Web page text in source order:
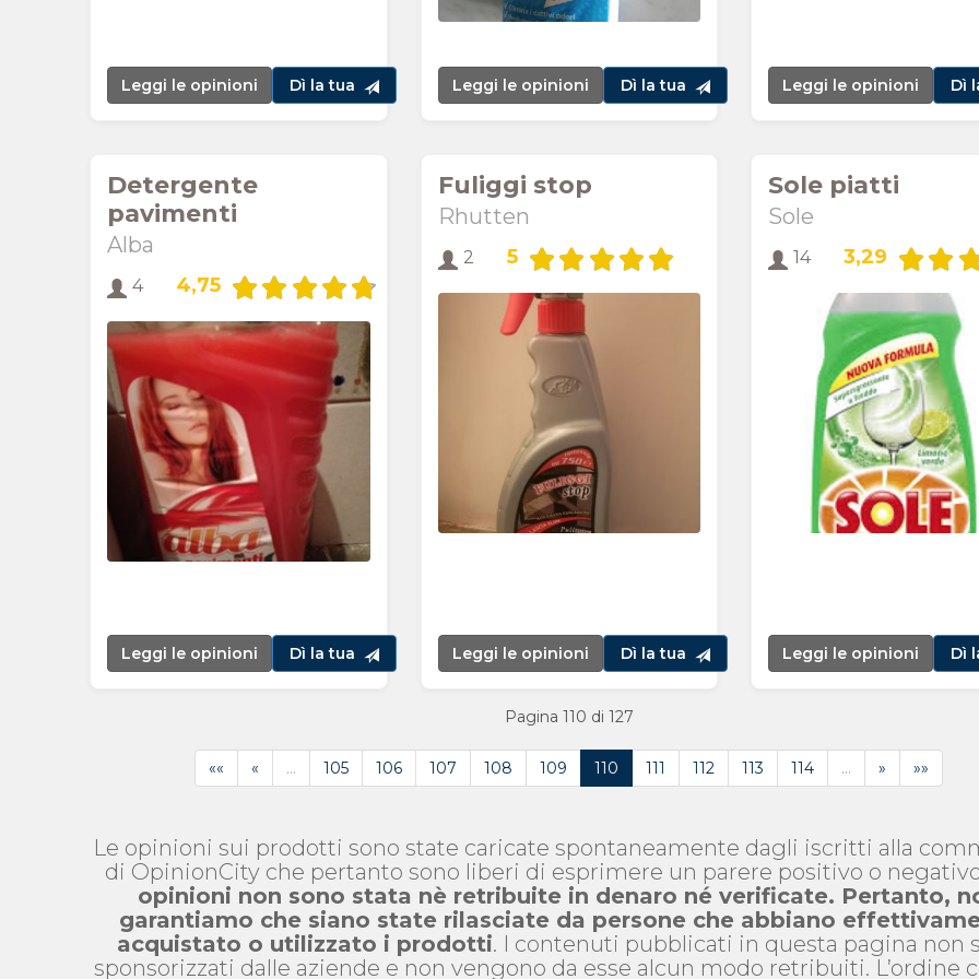
Leggi le opinioni Dì la tua Leggi le opinioni Dì la tua Leggi le opinioni Dì
Detergente
pavimenti
Alba
4 4,75
Leggi le opinioni Dì la tua
Fuliggi stop
Rhutten
2 5
Leggi le opinioni Dì la tua
Sole piatti
Sole
14 3,29
Leggi le opinioni Dì
Pagina 110 di 127
«« « … 105 106 107 108 109 110 111 112 113 114 … » »»
Le opinioni sui prodotti sono state caricate spontaneamente dagli iscritti alla
di OpinionCity che pertanto sono liberi di esprimere un parere positivo o
opinioni non sono stata nè retribuite in denaro né verificate. Pertanto,
garantiamo che siano state rilasciate da persone che abbiano
acquistato o utilizzato i prodotti. I contenuti pubblicati in questa pagina non
sponsorizzati dalle aziende e non vengono da esse alcun modo retribuiti. L’ordine